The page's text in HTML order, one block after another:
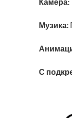
Музика:
С